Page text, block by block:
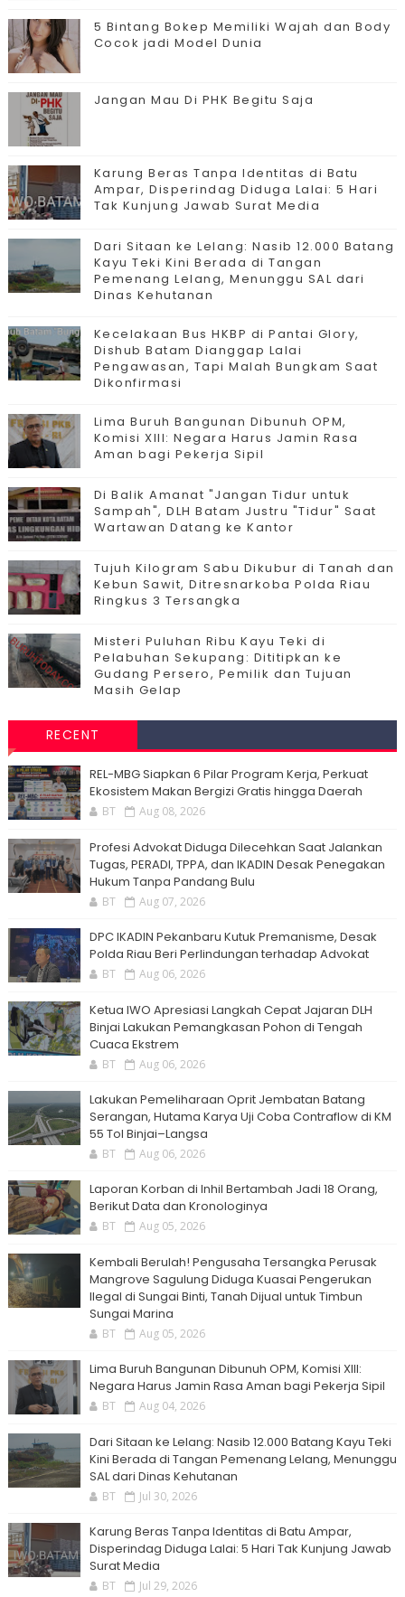
5 Bintang Bokep Memiliki Wajah dan Body
Cocok jadi Model Dunia
Jangan Mau Di PHK Begitu Saja
Karung Beras Tanpa Identitas di Batu
Ampar, Disperindag Diduga Lalai: 5 Hari
Tak Kunjung Jawab Surat Media
Dari Sitaan ke Lelang: Nasib 12.000 Batang
Kayu Teki Kini Berada di Tangan
Pemenang Lelang, Menunggu SAL dari
Dinas Kehutanan
Kecelakaan Bus HKBP di Pantai Glory,
Dishub Batam Dianggap Lalai
Pengawasan, Tapi Malah Bungkam Saat
Dikonfirmasi
Lima Buruh Bangunan Dibunuh OPM,
Komisi XIII: Negara Harus Jamin Rasa
Aman bagi Pekerja Sipil
Di Balik Amanat "Jangan Tidur untuk
Sampah", DLH Batam Justru "Tidur" Saat
Wartawan Datang ke Kantor
Tujuh Kilogram Sabu Dikubur di Tanah dan
Kebun Sawit, Ditresnarkoba Polda Riau
Ringkus 3 Tersangka
Misteri Puluhan Ribu Kayu Teki di
Pelabuhan Sekupang: Dititipkan ke
Gudang Persero, Pemilik dan Tujuan
Masih Gelap
RECENT
‎REL-MBG Siapkan 6 Pilar Program Kerja, Perkuat
Ekosistem Makan Bergizi Gratis hingga Daerah
BT Aug 08, 2026
Profesi Advokat Diduga Dilecehkan Saat Jalankan
Tugas, PERADI, TPPA, dan IKADIN Desak Penegakan
Hukum Tanpa Pandang Bulu
BT Aug 07, 2026
DPC IKADIN Pekanbaru Kutuk Premanisme, Desak
Polda Riau Beri Perlindungan terhadap Advokat
BT Aug 06, 2026
Ketua IWO Apresiasi Langkah Cepat Jajaran DLH
Binjai Lakukan Pemangkasan Pohon di Tengah
Cuaca Ekstrem
BT Aug 06, 2026
Lakukan Pemeliharaan Oprit Jembatan Batang
Serangan, Hutama Karya Uji Coba Contraflow di KM
55 Tol Binjai–Langsa
BT Aug 06, 2026
Laporan Korban di Inhil Bertambah Jadi 18 Orang,
Berikut Data dan Kronologinya
BT Aug 05, 2026
Kembali Berulah! Pengusaha Tersangka Perusak
Mangrove Sagulung Diduga Kuasai Pengerukan
Ilegal di Sungai Binti, Tanah Dijual untuk Timbun
Sungai Marina
BT Aug 05, 2026
Lima Buruh Bangunan Dibunuh OPM, Komisi XIII:
Negara Harus Jamin Rasa Aman bagi Pekerja Sipil
BT Aug 04, 2026
Dari Sitaan ke Lelang: Nasib 12.000 Batang Kayu Teki
Kini Berada di Tangan Pemenang Lelang, Menunggu
SAL dari Dinas Kehutanan
BT Jul 30, 2026
Karung Beras Tanpa Identitas di Batu Ampar,
Disperindag Diduga Lalai: 5 Hari Tak Kunjung Jawab
Surat Media
BT Jul 29, 2026